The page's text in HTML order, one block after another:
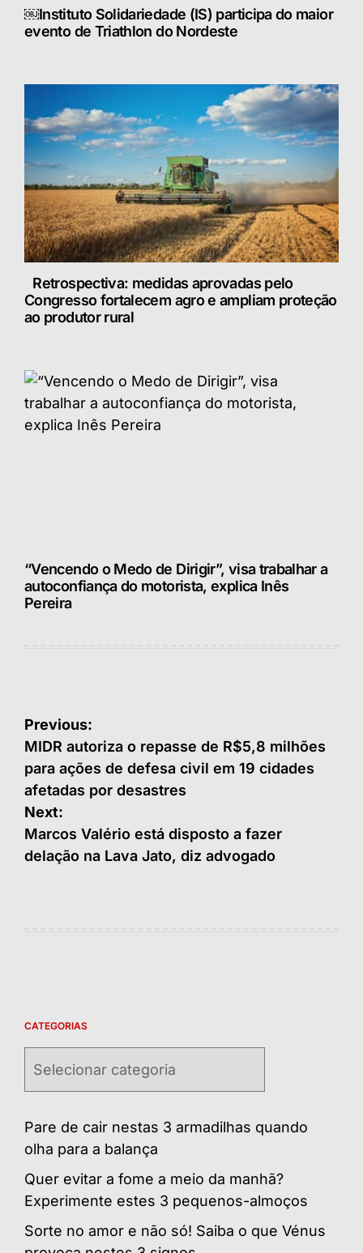
￼Instituto Solidariedade (IS) participa do maior
evento de Triathlon do Nordeste
Retrospectiva: medidas aprovadas pelo
Congresso fortalecem agro e ampliam proteção
ao produtor rural
“Vencendo o Medo de Dirigir”, visa trabalhar a
autoconfiança do motorista, explica Inês
Pereira
Navegação
de
Post
Previous:
MIDR autoriza o repasse de R$5,8 milhões
para ações de defesa civil em 19 cidades
afetadas por desastres
Next:
Marcos Valério está disposto a fazer
delação na Lava Jato, diz advogado
CATEGORIAS
Pare de cair nestas 3 armadilhas quando
olha para a balança
Quer evitar a fome a meio da manhã?
Experimente estes 3 pequenos-almoços
Sorte no amor e não só! Saiba o que Vénus